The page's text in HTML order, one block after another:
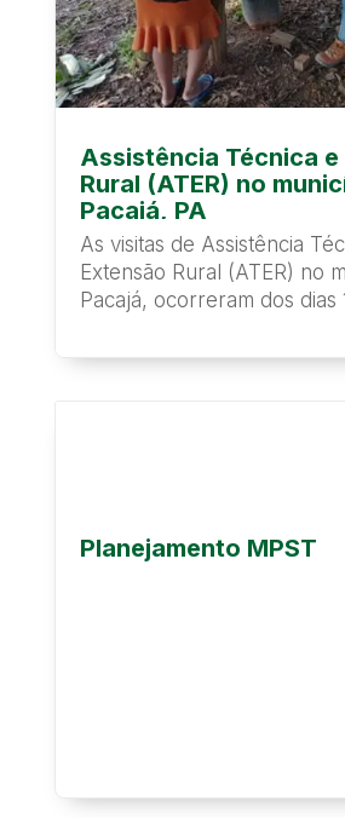
Assistência Técnica e
Rural (ATER) no
Pacajá, PA
As visitas de Assistência
Extensão Rural (ATER) no
Pacajá, ocorreram dos dias
Planejamento MPST